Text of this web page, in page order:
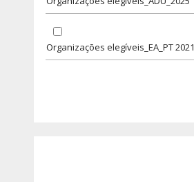
Organizações elegíveis_EA_PT 2021